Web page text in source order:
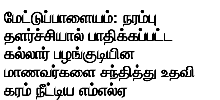
மேட்டுப்பாளையம்: நரம்பு
தளர்ச்சியால் பாதிக்கப்பட்ட
கல்லார் பழங்குடியின
மாணவர்களை சந்தித்து உதவி
கரம் நீட்டிய எம்எல்ஏ